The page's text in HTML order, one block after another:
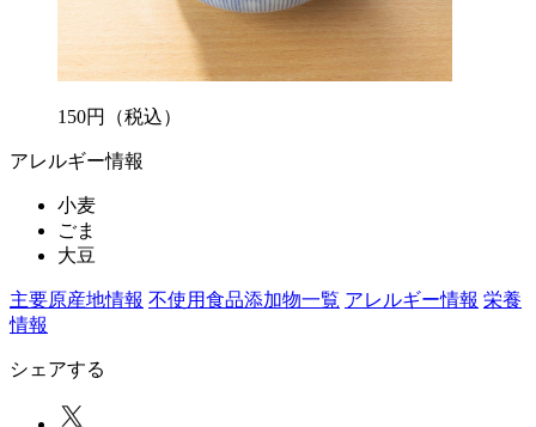
150円 （税込）
アレルギー情報
小麦
ごま
大豆
主要原産地情報 不使用食品添加物一覧 アレルギー情報 栄養
情報
シェアする